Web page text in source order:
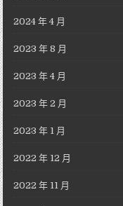
2024 年 4 月
2023 年 8 月
2023 年 4 月
2023 年 2 月
2023 年 1 月
2022 年 12 月
2022 年 11 月